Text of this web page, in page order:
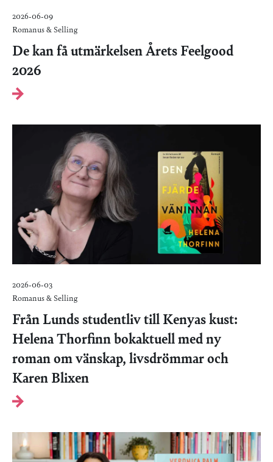
2026-06-09
Romanus & Selling
De kan få utmärkelsen Årets Feelgood
2026
2026-06-03
Romanus & Selling
Från Lunds studentliv till Kenyas kust:
Helena Thorfinn bokaktuell med ny
roman om vänskap, livsdrömmar och
Karen Blixen